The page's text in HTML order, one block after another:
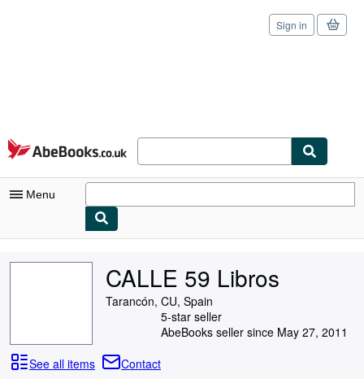
Skip to main content
AbeBooks.co.uk
Sign in
Menu
Browse Collections
CALLE 59 Libros
Tarancón, CU, Spain
5-star seller
AbeBooks seller since May 27, 2011
See all items
Contact